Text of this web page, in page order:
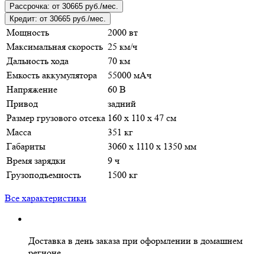
Рассрочка: от 30665 руб./мес.
Кредит: от 30665 руб./мес.
Мощность
2000 вт
Максимальная скорость 25 км/ч
Дальность хода
70 км
Емкость аккумулятора
55000 мАч
Напряжение
60 В
Привод
задний
Размер грузового отсека 160 x 110 x 47 см
Масса
351 кг
Габариты
3060 х 1110 х 1350 мм
Время зарядки
9 ч
Грузоподъемность
1500 кг
Все характеристики
Доставка в день заказа при оформлении в домашнем